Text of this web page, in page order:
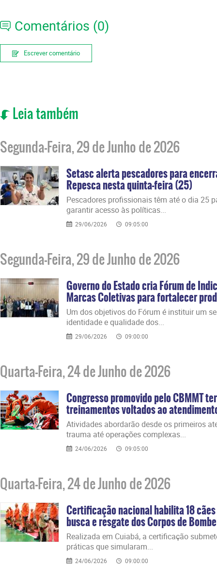
Comentários (0)
Escrever comentário
Leia também
Segunda-Feira, 29 de Junho de 2026
Setasc alerta pescadores para
Repesca nesta quinta-feira (25)
Pescadores profissionais têm até o dia 25
garantir acesso às políticas...
29/06/2026 09:05:00
Segunda-Feira, 29 de Junho de 2026
Governo do Estado cria Fórum de
Marcas Coletivas para fortalecer
​Um dos objetivos do Fórum é instituir um
identidade e qualidade dos...
29/06/2026 09:00:00
Quarta-Feira, 24 de Junho de 2026
Congresso promovido pelo CBMMT
treinamentos voltados ao
​Atividades abordarão desde os primeiros
trauma até operações complexas...
24/06/2026 09:05:00
Quarta-Feira, 24 de Junho de 2026
Certificação nacional habilita 18
busca e resgate dos Corpos de
​Realizada em Cuiabá, a certificação
práticas que simularam...
24/06/2026 09:00:00